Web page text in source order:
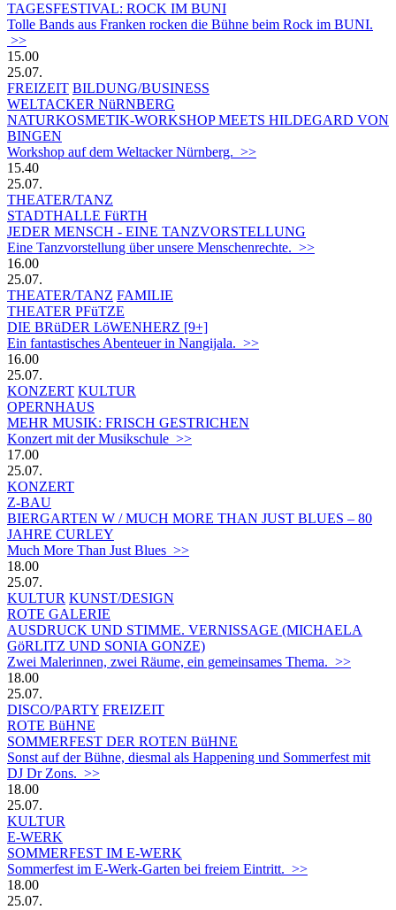
TAGESFESTIVAL: ROCK IM BUNI
Tolle Bands aus Franken rocken die Bühne beim Rock im BUNI.
>>
15.00
25.07.
FREIZEIT BILDUNG/BUSINESS
WELTACKER NüRNBERG
NATURKOSMETIK-WORKSHOP MEETS HILDEGARD VON
BINGEN
Workshop auf dem Weltacker Nürnberg. >>
15.40
25.07.
THEATER/TANZ
STADTHALLE FüRTH
JEDER MENSCH - EINE TANZVORSTELLUNG
Eine Tanzvorstellung über unsere Menschenrechte. >>
16.00
25.07.
THEATER/TANZ FAMILIE
THEATER PFüTZE
DIE BRüDER LöWENHERZ [9+]
Ein fantastisches Abenteuer in Nangijala. >>
16.00
25.07.
KONZERT KULTUR
OPERNHAUS
MEHR MUSIK: FRISCH GESTRICHEN
Konzert mit der Musikschule >>
17.00
25.07.
KONZERT
Z-BAU
BIERGARTEN W / MUCH MORE THAN JUST BLUES – 80
JAHRE CURLEY
Much More Than Just Blues >>
18.00
25.07.
KULTUR KUNST/DESIGN
ROTE GALERIE
AUSDRUCK UND STIMME. VERNISSAGE (MICHAELA
GöRLITZ UND SONIA GONZE)
Zwei Malerinnen, zwei Räume, ein gemeinsames Thema. >>
18.00
25.07.
DISCO/PARTY FREIZEIT
ROTE BüHNE
SOMMERFEST DER ROTEN BüHNE
Sonst auf der Bühne, diesmal als Happening und Sommerfest mit
DJ Dr Zons. >>
18.00
25.07.
KULTUR
E-WERK
SOMMERFEST IM E-WERK
Sommerfest im E-Werk-Garten bei freiem Eintritt. >>
18.00
25.07.